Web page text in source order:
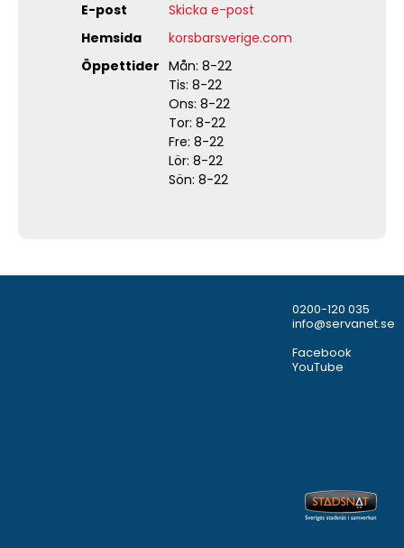
E-post
Skicka e-post
Hemsida
korsbarsverige.com
Öppettider Mån: 8-22
Tis: 8-22
Ons: 8-22
Tor: 8-22
Fre: 8-22
Lör: 8-22
Sön: 8-22
0200-120 035
info@servanet.se
Facebook
YouTube